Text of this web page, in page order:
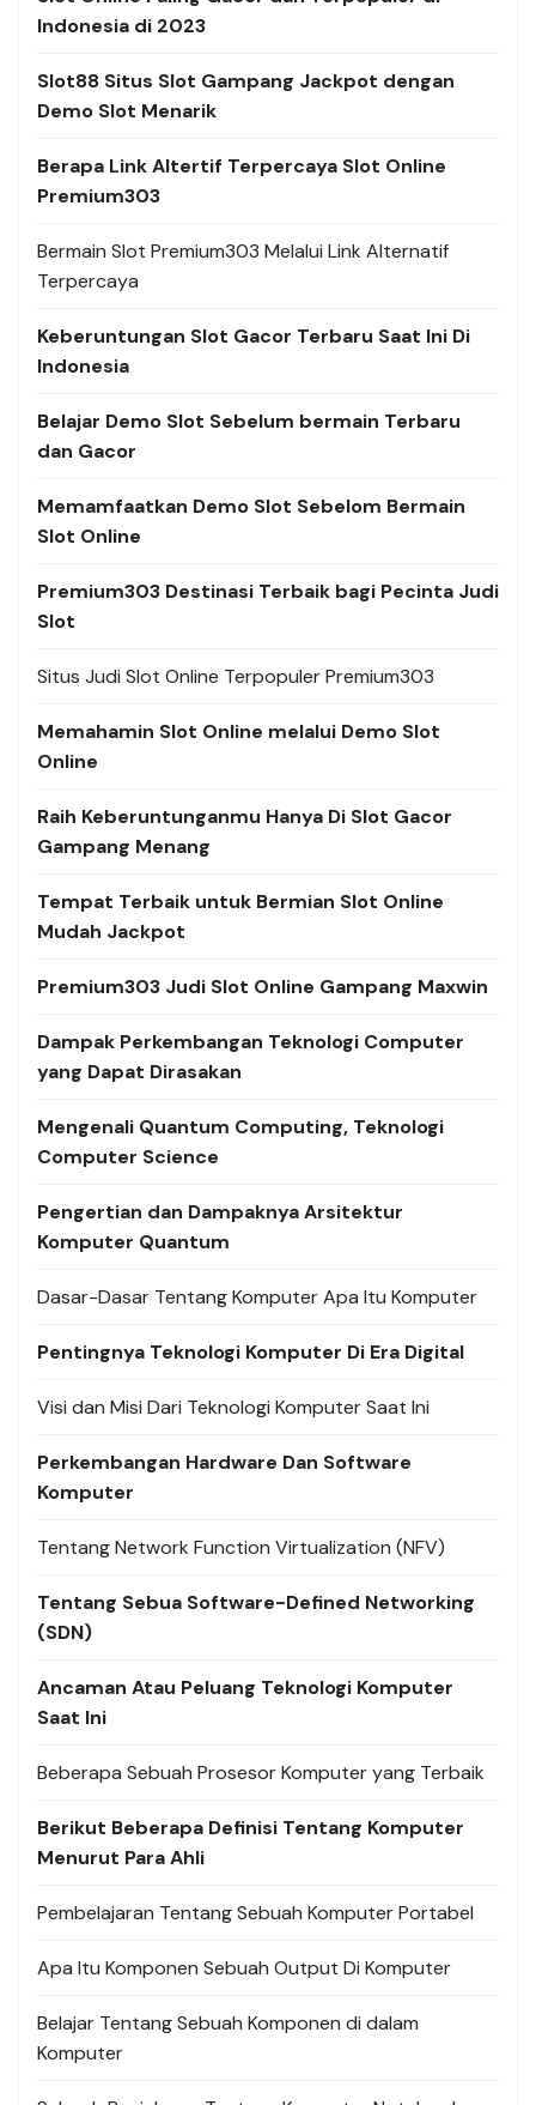
Indonesia di 2023
Slot88 Situs Slot Gampang Jackpot dengan
Demo Slot Menarik
Berapa Link Altertif Terpercaya Slot Online
Premium303
Bermain Slot Premium303 Melalui Link Alternatif
Terpercaya
Keberuntungan Slot Gacor Terbaru Saat Ini Di
Indonesia
Belajar Demo Slot Sebelum bermain Terbaru
dan Gacor
Memamfaatkan Demo Slot Sebelom Bermain
Slot Online
Premium303 Destinasi Terbaik bagi Pecinta Judi
Slot
Situs Judi Slot Online Terpopuler Premium303
Memahamin Slot Online melalui Demo Slot
Online
Raih Keberuntunganmu Hanya Di Slot Gacor
Gampang Menang
Tempat Terbaik untuk Bermian Slot Online
Mudah Jackpot
Premium303 Judi Slot Online Gampang Maxwin
Dampak Perkembangan Teknologi Computer
yang Dapat Dirasakan
Mengenali Quantum Computing, Teknologi
Computer Science
Pengertian dan Dampaknya Arsitektur
Komputer Quantum
Dasar-Dasar Tentang Komputer Apa Itu Komputer
Pentingnya Teknologi Komputer Di Era Digital
Visi dan Misi Dari Teknologi Komputer Saat Ini
Perkembangan Hardware Dan Software
Komputer
Tentang Network Function Virtualization (NFV)
Tentang Sebua Software-Defined Networking
(SDN)
Ancaman Atau Peluang Teknologi Komputer
Saat Ini
Beberapa Sebuah Prosesor Komputer yang Terbaik
Berikut Beberapa Definisi Tentang Komputer
Menurut Para Ahli
Pembelajaran Tentang Sebuah Komputer Portabel
Apa Itu Komponen Sebuah Output Di Komputer
Belajar Tentang Sebuah Komponen di dalam
Komputer